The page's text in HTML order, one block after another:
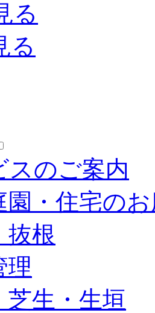
る
る
スのご案内
園・住宅の
抜根
理
芝生・生垣